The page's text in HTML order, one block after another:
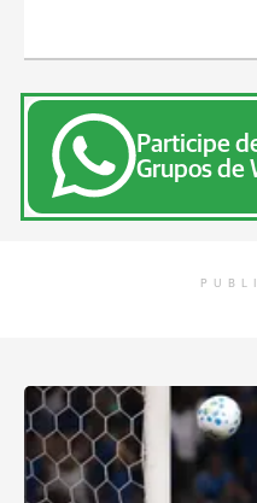
Participe
Grupos de